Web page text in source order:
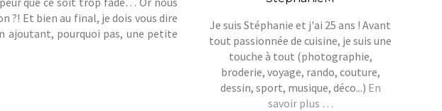
?! Et bien au final, je dois vous dire
ajoutant, pourquoi pas, une petite
Je suis Stéphanie et j'ai 25 ans ! Avant
tout passionnée de cuisine, je suis une
touche à tout (photographie,
broderie, voyage, rando, couture,
dessin, sport, musique, déco...) En
savoir plus …